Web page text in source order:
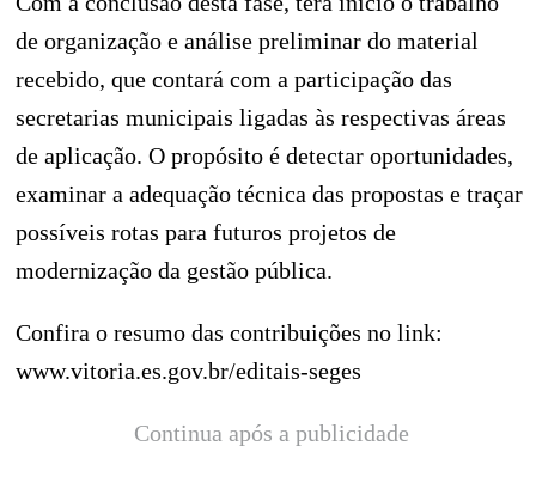
de organização e análise preliminar do material
recebido, que contará com a participação das
secretarias municipais ligadas às respectivas áreas
de aplicação. O propósito é detectar oportunidades,
examinar a adequação técnica das propostas e traçar
possíveis rotas para futuros projetos de
modernização da gestão pública.
Confira o resumo das contribuições no link:
www.vitoria.es.gov.br/editais-seges
Continua após a publicidade